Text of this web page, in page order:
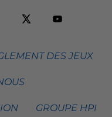
DES JEUX
GROUPE HPI